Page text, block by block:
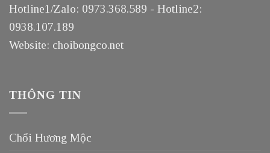
Hotline1/Zalo: 0973.368.589 - Hotline2:
0938.107.189
Website: choibongco.net
THÔNG TIN
Chổi Hương Mộc